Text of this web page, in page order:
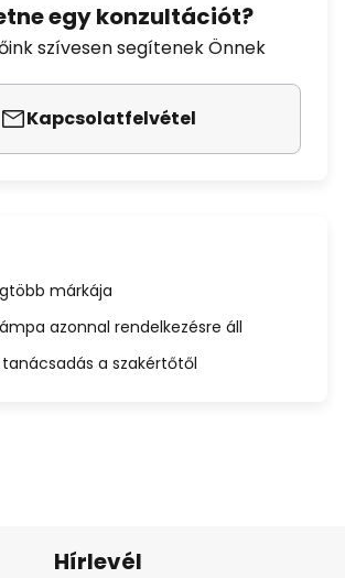
egy konzultációt?
szívesen segítenek Önnek
Kapcsolatfelvétel
márkája
azonnal rendelkezésre áll
a szakértőtől
Hírlevél